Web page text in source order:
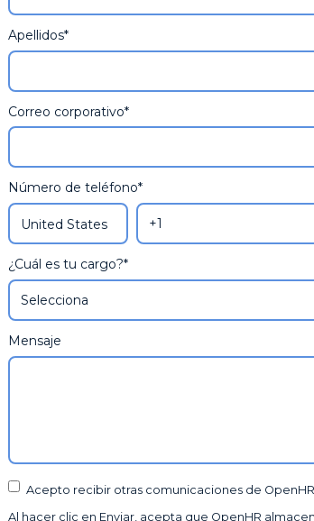
Gestión de Gastos
Retribución Flexible
Plan de Igualdad
Apellidos*
Correo corporativo*
Número de teléfono*
¿Cuál es tu cargo?*
Mensaje
Acepto recibir otras comunicaciones de OpenHR.
Al hacer clic en Enviar, acepta que OpenHR